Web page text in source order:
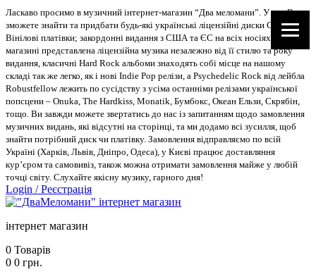
Ласкаво просимо в музичний інтернет-магазин “Два меломани”. У нас Ви
зможете знайти та придбати будь-які українські ліцензійні диски CD, DVD,
Вінілові платівки; закордонні видання з США та ЄС на всіх носіях. В
магазині представлена ліцензійна музика незалежно від її стилю та року
видання, класичні Hard Rock альбоми знаходять собі місце на нашому
складі так же легко, як і нові Indie Pop релізи, а Psychedelic Rock від лейбла
Robustfellow лежить по сусідству з усіма останніми релізами української
попсцени – Onuka, The Hardkiss, Monatik, Бумбокс, Океан Ельзи, Скрябін,
тощо. Ви завжди можете звертатись до нас із запитанням щодо замовлення
музичних видань, які відсутні на сторінці, та ми додамо всі зусилля, щоб
знайти потрібний диск чи платівку. Замовлення відправляємо по всій
Україні (Харків, Львів, Дніпро, Одеса), у Києві працює доставляння
кур’єром та самовивіз, також можна отримати замовлення майже у любій
точці світу. Слухайте якісну музику, гарного дня!
Login /Реєстрація
інтернет магазин
0 Товарів
0 0 грн.